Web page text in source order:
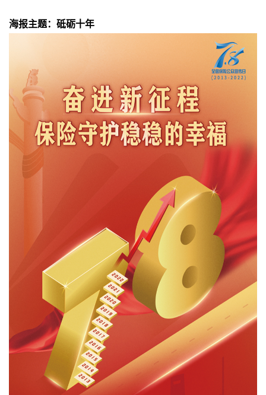
海报主题：砥砺十年